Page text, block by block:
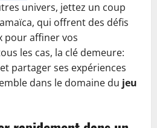
univers, jettez un coup
qui offrent des défis
pour affiner vos
les cas, la clé demeure:
partager ses expériences
dans le domaine du jeu